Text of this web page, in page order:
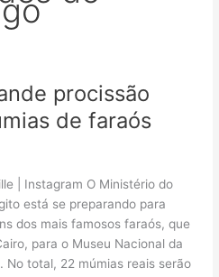
procissão
de faraós
| Instagram O Ministério do
está se preparando para
dos mais famosos faraós, que
para o Museu Nacional da
No total, 22 múmias reais serão